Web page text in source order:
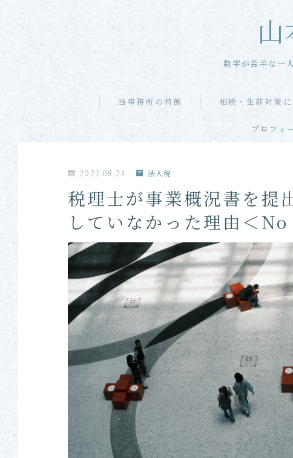
山
数字が苦手な一
当事務所の特徴 相続・生前対策
プロフィ
2022.08.24 法人税
税理士が事業概況書を提
していなかった理由＜No